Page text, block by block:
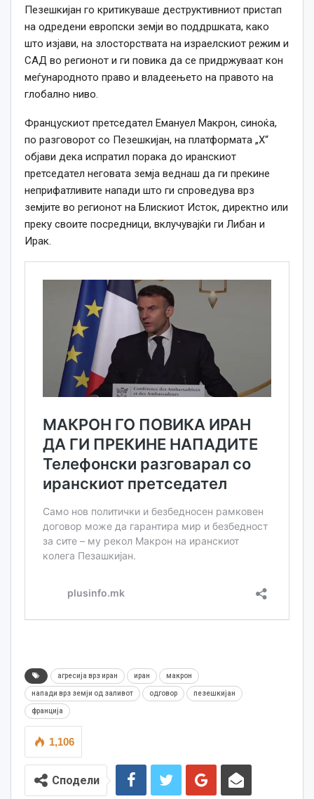
Пезешкијан го критикуваше деструктивниот пристап
на одредени европски земји во поддршката, како
што изјави, на злосторствата на израелскиот режим и
САД во регионот и ги повика да се придржуваат кон
меѓународното право и владеењето на правото на
глобално ниво.
Францускиот претседател Емануел Макрон, синоќа,
по разговорот со Пезешкијан, на платформата „X“
објави дека испратил порака до иранскиот
претседател неговата земја веднаш да ги прекине
неприфатливите напади што ги спроведува врз
земјите во регионот на Блискиот Исток, директно или
преку своите посредници, вклучувајќи ги Либан и
Ирак.
агресија врз иран иран макрон
напади врз земји од заливот одговор пезешкијан
франција
1,106
Сподели